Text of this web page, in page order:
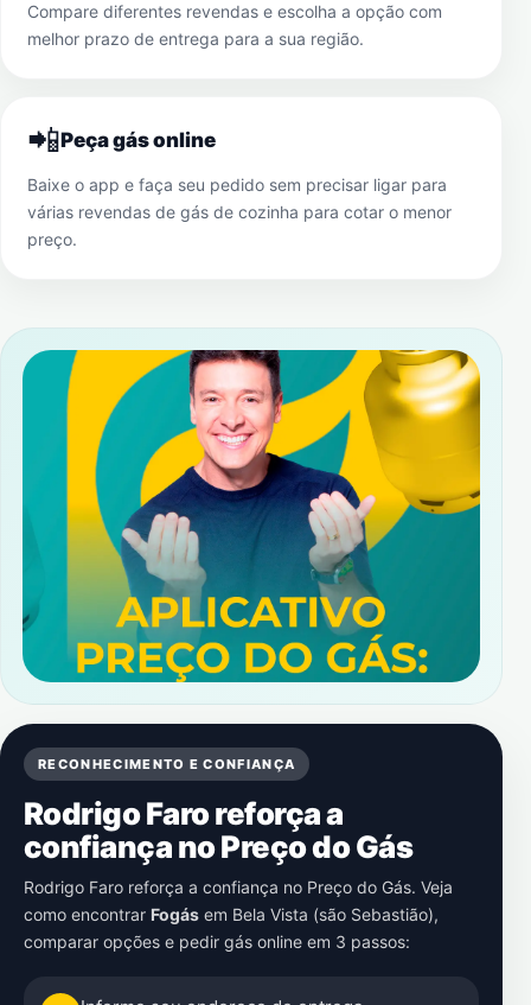
Compare diferentes revendas e escolha a opção com
melhor prazo de entrega para a sua região.
📲Peça gás online
Baixe o app e faça seu pedido sem precisar ligar para
várias revendas de gás de cozinha para cotar o menor
preço.
RECONHECIMENTO E CONFIANÇA
Rodrigo Faro reforça a
confiança no Preço do Gás
Rodrigo Faro reforça a confiança no Preço do Gás. Veja
como encontrar Fogás em Bela Vista (são Sebastião),
comparar opções e pedir gás online em 3 passos: